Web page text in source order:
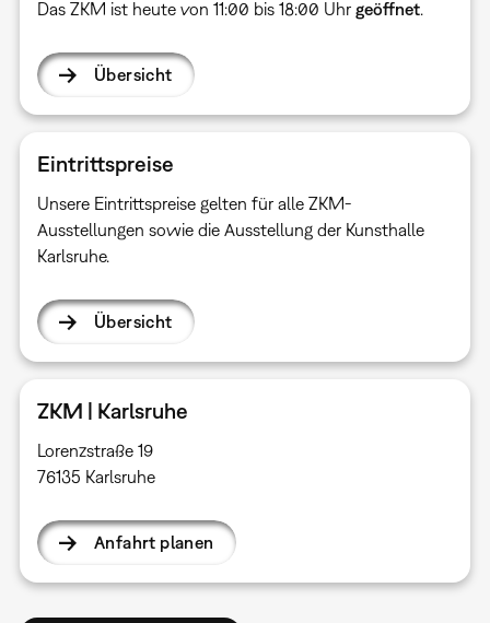
Das ZKM ist heute von 11:00 bis 18:00 Uhr geöffnet.
Übersicht
Eintrittspreise
Unsere Eintrittspreise gelten für alle ZKM-
Ausstellungen sowie die Ausstellung der Kunsthalle
Karlsruhe.
Übersicht
ZKM | Karlsruhe
Lorenzstraße 19
76135 Karlsruhe
Anfahrt planen